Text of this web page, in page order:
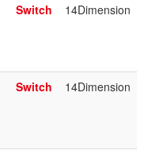
Switch 14Dimension
Switch 14Dimension